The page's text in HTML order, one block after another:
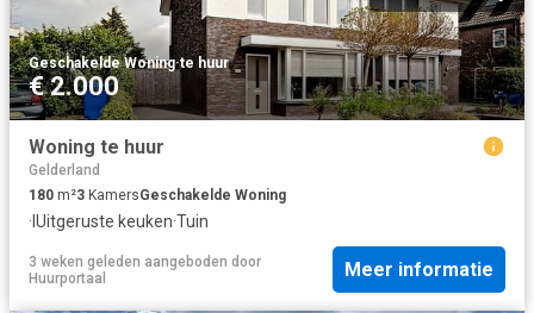
Geschakelde Woning·te huur
€ 2.000
Woning te huur
Gelderland
180 m²3 KamersGeschakelde Woning
· IUitgeruste keuken·Tuin
3 weken geleden aangeboden door
Huurportaal
Meer informatie